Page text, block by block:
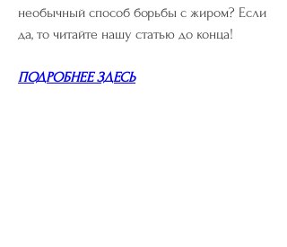
необычный способ борьбы с жиром? Если
да, то читайте нашу статью до конца!
ПОДРОБНЕЕ ЗДЕСЬ